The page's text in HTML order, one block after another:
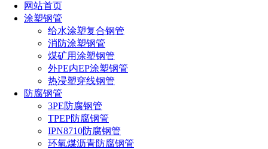
网站首页
涂塑钢管
给水涂塑复合钢管
消防涂塑钢管
煤矿用涂塑钢管
外PE内EP涂塑钢管
热浸塑穿线钢管
防腐钢管
3PE防腐钢管
TPEP防腐钢管
IPN8710防腐钢管
环氧煤沥青防腐钢管